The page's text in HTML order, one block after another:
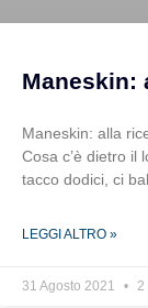
Maneskin:
Maneskin: alla
Cosa c’è dietro il
tacco dodici, ci
LEGGI ALTRO »
31 Agosto 2021 2